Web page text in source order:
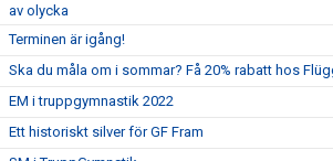
av olycka
Terminen är igång!
Ska du måla om i sommar? Få 20% rabatt hos
EM i truppgymnastik 2022
Ett historiskt silver för GF Fram